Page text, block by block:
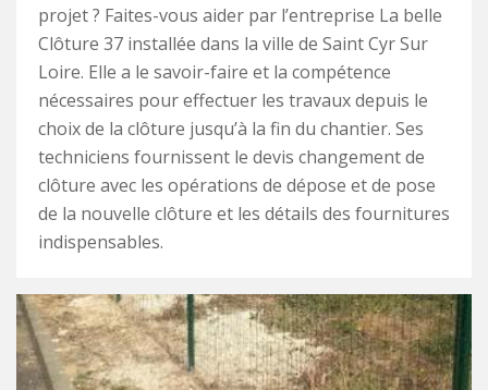
projet ? Faites-vous aider par l’entreprise La belle
Clôture 37 installée dans la ville de Saint Cyr Sur
Loire. Elle a le savoir-faire et la compétence
nécessaires pour effectuer les travaux depuis le
choix de la clôture jusqu’à la fin du chantier. Ses
techniciens fournissent le devis changement de
clôture avec les opérations de dépose et de pose
de la nouvelle clôture et les détails des fournitures
indispensables.